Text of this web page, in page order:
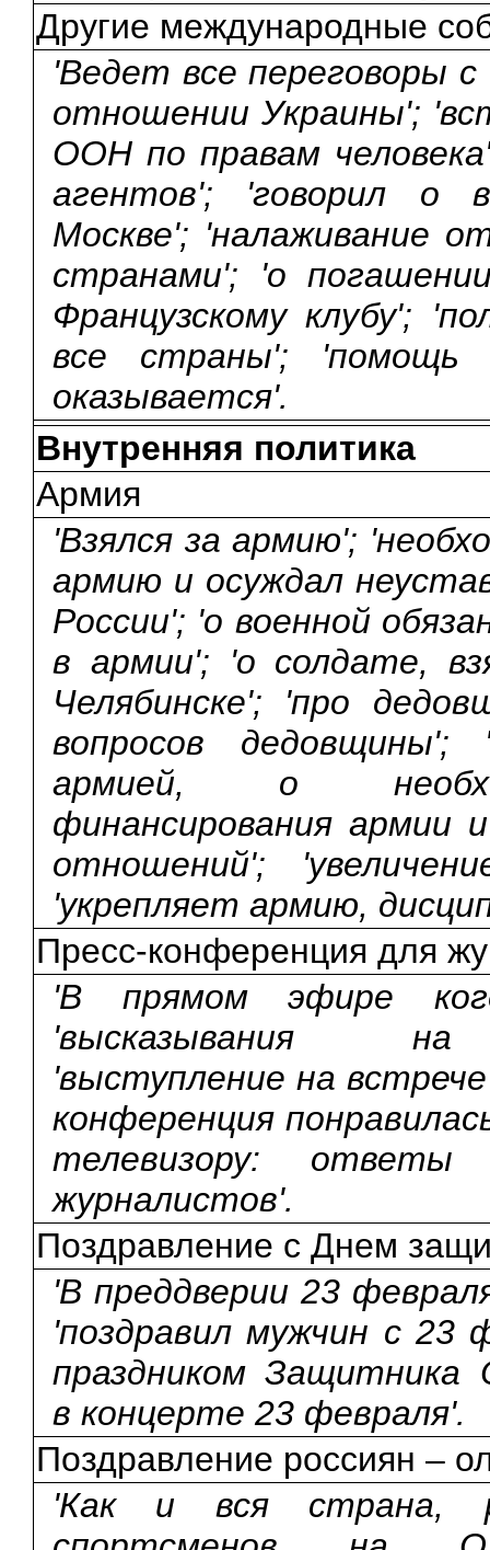
Другие международные
'Ведет все переговоры
отношении Украины';
ООН по правам
агентов'; 'говорил о
Москве'; 'налаживание
странами'; 'о
Французскому клубу';
все страны'; 'помощь
оказывается'.
Внутренняя политика
Армия
'Взялся за армию';
армию и осуждал
России'; 'о военной
в армии'; 'о солдате,
Челябинске'; 'про
вопросов дедовщины';
армией, о
финансирования армии
отношений';
'укрепляет армию,
Пресс-конференция для
'В прямом эфире
'высказывания на
'выступление на
конференция
телевизору:
журналистов'.
Поздравление с Днем
'В преддверии 23
'поздравил мужчин с 23
праздником Защитника
в концерте 23 февраля'.
Поздравление россиян –
'Как и вся страна,